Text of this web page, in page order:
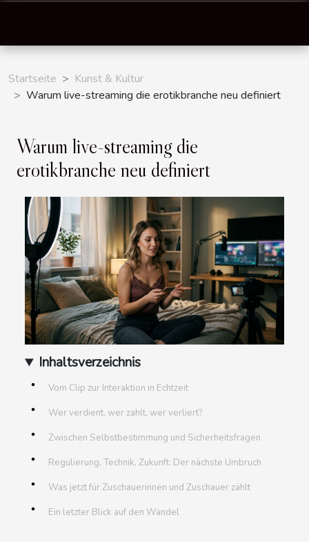
Startseite
Kunst & Kultur
Warum live-streaming die erotikbranche neu definiert
Warum live-streaming die
erotikbranche neu definiert
Inhaltsverzeichnis
Vom Clip zur Interaktion in Echtzeit
Wer verdient, wer zahlt, wer verliert?
Zwischen Selbstbestimmung und Sicherheitsfragen
Regulierung, Technik, Zukunft: Der nächste Umbruch
Was jetzt für Zuschauerinnen und Zuschauer zählt
Ein letzter Blick auf den Wandel